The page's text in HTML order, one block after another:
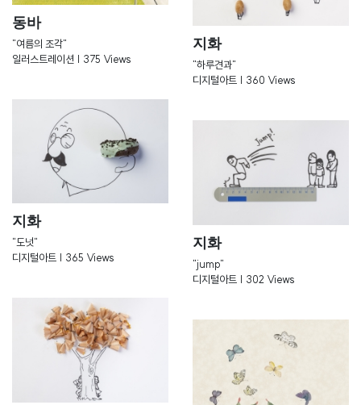
동바
"여름의 조각"
일러스트레이션 | 375 Views
지화
"도넛"
디지털아트 | 365 Views
지화
"하루견과"
디지털아트 | 360 Views
지화
"jump"
디지털아트 | 302 Views